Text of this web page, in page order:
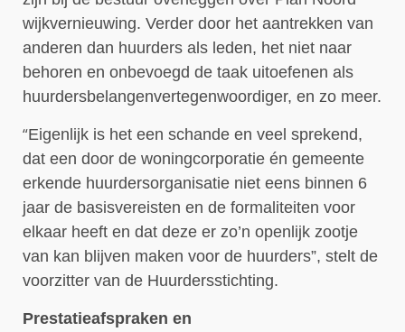
wijkvernieuwing. Verder door het aantrekken van
anderen dan huurders als leden, het niet naar
behoren en onbevoegd de taak uitoefenen als
huurdersbelangenvertegenwoordiger, en zo meer.
“Eigenlijk is het een schande en veel sprekend,
dat een door de woningcorporatie én gemeente
erkende huurdersorganisatie niet eens binnen 6
jaar de basisvereisten en de formaliteiten voor
elkaar heeft en dat deze er zo’n openlijk zootje
van kan blijven maken voor de huurders”, stelt de
voorzitter van de Huurdersstichting.
Prestatieafspraken en